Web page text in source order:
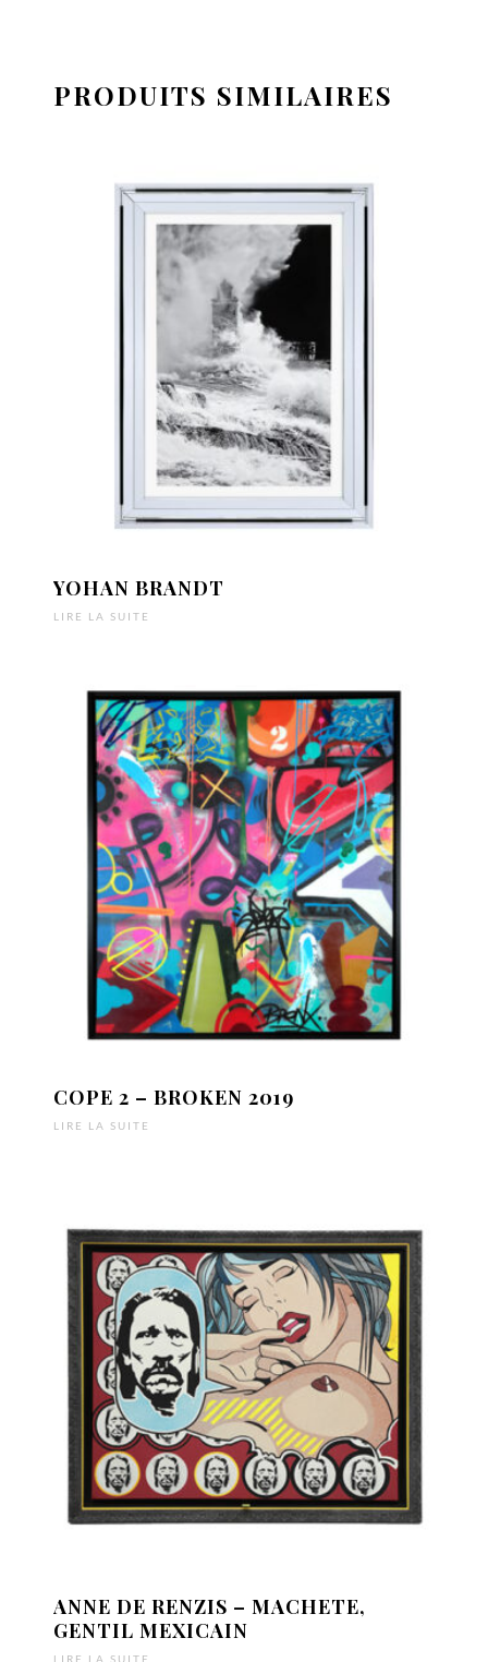
PRODUITS SIMILAIRES
YOHAN BRANDT
LIRE LA SUITE
COPE 2 – BROKEN 2019
LIRE LA SUITE
ANNE DE RENZIS – MACHETE,
GENTIL MEXICAIN
LIRE LA SUITE